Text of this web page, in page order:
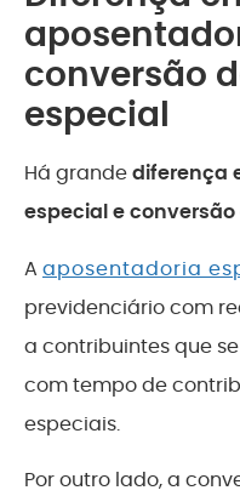
conversão
especial
Há grandediferença
especial e
A aposentadoria
previdenciário com
a contribuintes que
com tempo de
especiais.
Por outro lado, a